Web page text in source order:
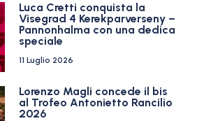
Luca Cretti conquista la
Visegrad 4 Kerekparverseny –
Pannonhalma con una dedica
speciale
11 Luglio 2026
Lorenzo Magli concede il bis
al Trofeo Antonietto Rancilio
2026